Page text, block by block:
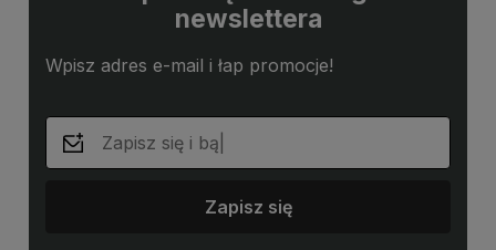
newslettera
Wpisz adres e-mail i łap promocje!
Zapisz się